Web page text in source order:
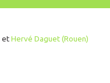
etHervé Daguet (Rouen)